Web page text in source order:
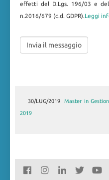
effetti del D.Lgs. 196/03 e
n.2016/679 (c.d. GDPR).Leggi
30/LUG/2019Master in
2019